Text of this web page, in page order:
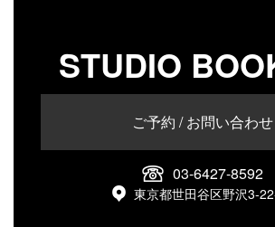
STUDIO
ご予約 / お問い合わせ
03-6427-8592
東京都世田谷区野沢3-